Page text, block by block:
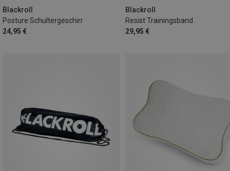
Blackroll
Posture Schultergeschirr
24,95 €
Blackroll
Resist Trainingsband
29,95 €